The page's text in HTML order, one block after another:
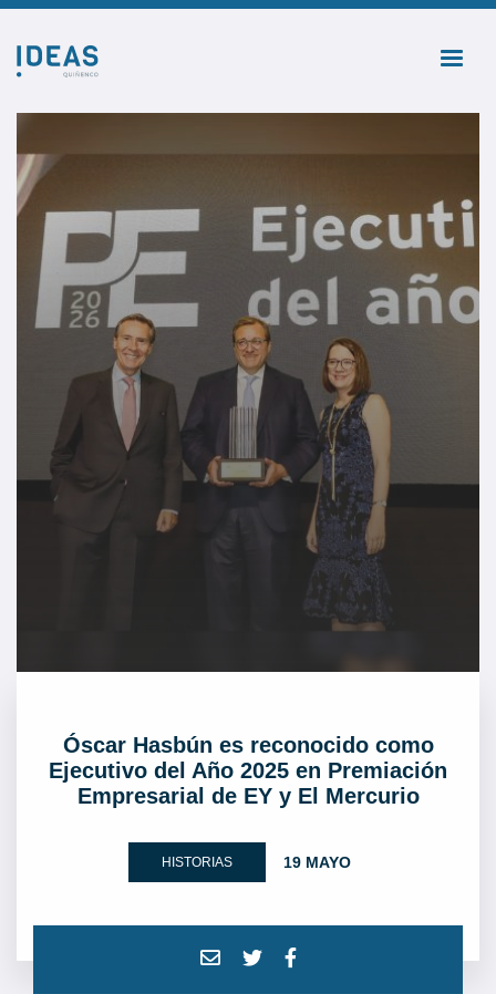
Óscar Hasbún es reconocido como
Ejecutivo del Año 2025 en Premiación
Empresarial de EY y El Mercurio
HISTORIAS 19 MAYO